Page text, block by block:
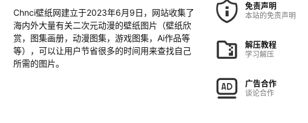
Chnci壁纸网建立于2023年6月9日，网站收集了
海内外大量有关二次元动漫的壁纸图片（壁纸欣
赏，图集画册，动漫图集，游戏图集，Ai作品等
等），可以让用户节省很多的时间用来查找自己
所需的图片。
免责声明
本站的免责声明
解压教程
学习解压
广告合作
谈论合作